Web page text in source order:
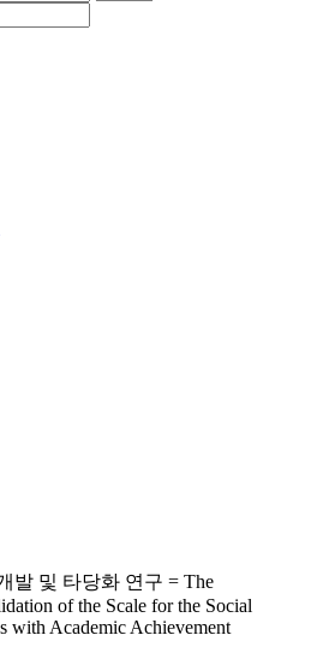
발 및 타당화 연구 = The
of the Scale for the Social
with Academic Achievement